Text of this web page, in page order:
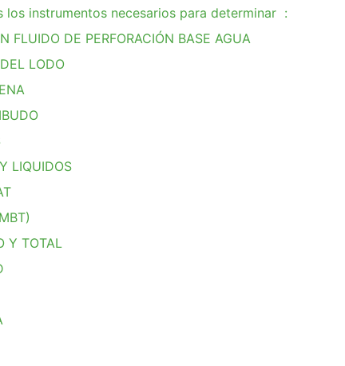
los instrumentos necesarios para determinar :
FLUIDO DE PERFORACIÓN BASE AGUA
LODO
LIQUIDOS
Y TOTAL